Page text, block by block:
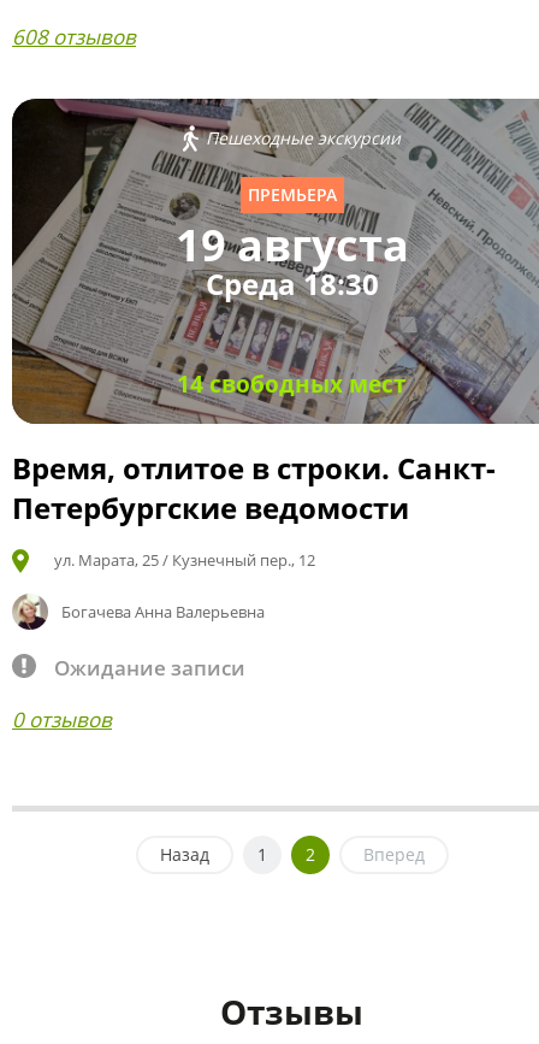
608 отзывов
Пешеходные экскурсии
ПРЕМЬЕРА
19 августа
Среда 18:30
14 свободных мест
Время, отлитое в строки. Санкт-
Петербургские ведомости
ул. Марата, 25 / Кузнечный пер., 12
Богачева Анна Валерьевна
Ожидание записи
0 отзывов
Назад 1 2 Вперед
Отзывы